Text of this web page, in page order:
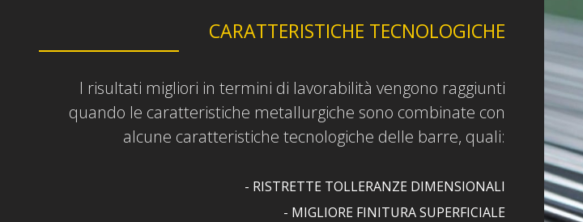
CARATTERISTICHE TECNOLOGICHE
I risultati migliori in termini di lavorabilità vengono raggiunti
quando le caratteristiche metallurgiche sono combinate con
alcune caratteristiche tecnologiche delle barre, quali:
- RISTRETTE TOLLERANZE DIMENSIONALI
- MIGLIORE FINITURA SUPERFICIALE